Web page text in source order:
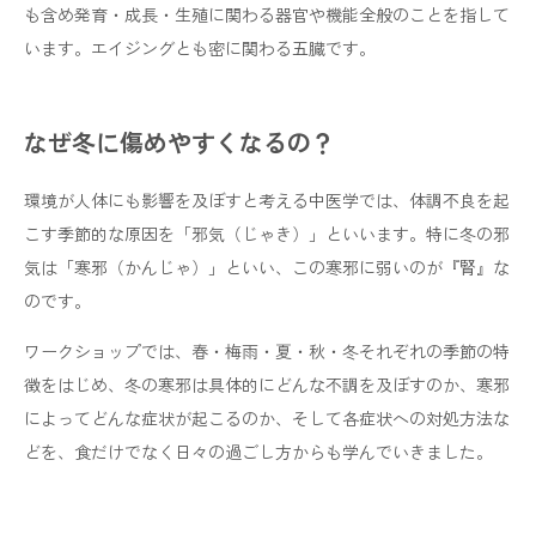
も含め発育・成長・生殖に関わる器官や機能全般のことを指して
います。エイジングとも密に関わる五臓です。
なぜ冬に傷めやすくなるの？
環境が人体にも影響を及ぼすと考える中医学では、体調不良を起
こす季節的な原因を「邪気（じゃき）」といいます。特に冬の邪
気は「寒邪（かんじゃ）」といい、この寒邪に弱いのが『腎』な
のです。
ワークショップでは、春・梅雨・夏・秋・冬それぞれの季節の特
徴をはじめ、冬の寒邪は具体的にどんな不調を及ぼすのか、寒邪
によってどんな症状が起こるのか、そして各症状への対処方法な
どを、食だけでなく日々の過ごし方からも学んでいきました。